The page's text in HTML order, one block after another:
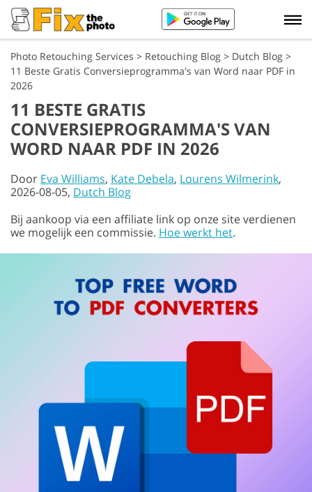
Photo Retouching Services > Retouching Blog > Dutch Blog >
11 Beste Gratis Conversieprogramma's van Word naar PDF in
2026
11 BESTE GRATIS
CONVERSIEPROGRAMMA'S VAN
WORD NAAR PDF IN 2026
Door Eva Williams, Kate Debela, Lourens Wilmerink,
2026-08-05, Dutch Blog
Bij aankoop via een affiliate link op onze site verdienen
we mogelijk een commissie. Hoe werkt het.